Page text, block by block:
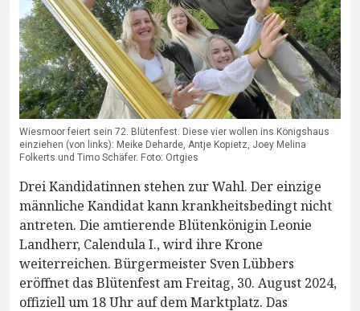
Wiesmoor feiert sein 72. Blütenfest. Diese vier wollen ins Königshaus
einziehen (von links): Meike Deharde, Antje Kopietz, Joey Melina
Folkerts und Timo Schäfer. Foto: Ortgies
Drei Kandidatinnen stehen zur Wahl. Der einzige
männliche Kandidat kann krankheitsbedingt nicht
antreten. Die amtierende Blütenkönigin Leonie
Landherr, Calendula I., wird ihre Krone
weiterreichen. Bürgermeister Sven Lübbers
eröffnet das Blütenfest am Freitag, 30. August 2024,
offiziell um 18 Uhr auf dem Marktplatz. Das